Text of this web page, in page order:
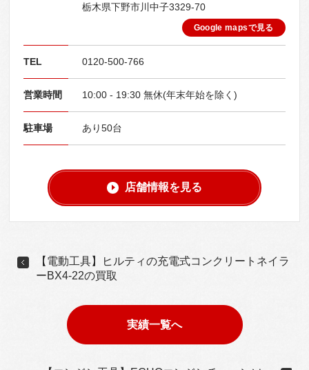
栃木県下野市川中子3329-70
Google mapsで見る
TEL 0120-500-766
営業時間 10:00 - 19:30 無休(年末年始を除く)
駐車場 あり50台
店舗情報を見る
【電動工具】ヒルティの充電式コンクリートネイラ
ーBX4-22の買取
実績一覧へ